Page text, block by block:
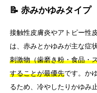
📝 赤みかゆみタイプ
接触性皮膚炎やアトピー性
は、赤みとかゆみが主な症
刺激物（歯磨き粉・食品・
することが最優先です。か
るため、冷やしたりかゆみ